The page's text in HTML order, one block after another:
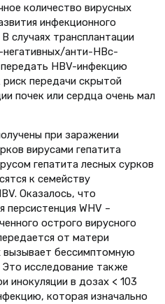
количество вирусных
инфекционного
случаях трансплантации
негативных/анти-НВс-
НВV-инфекцию
передачи скрытой
почек или сердца очень мал
при заражении
вирусами гепатита
гепатита лесных сурков
к семейству
Оказалось, что
персистенция WHV –
острого вирусного
от матери
бессимптомную
исследование также
инокуляции в дозах < 103
которая изначально